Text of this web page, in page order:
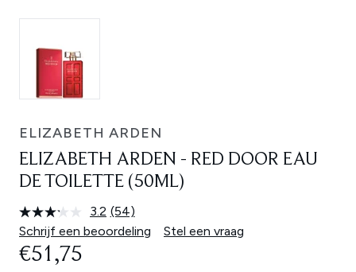
ELIZABETH ARDEN
ELIZABETH ARDEN - RED DOOR EAU
DE TOILETTE (50ML)
3.2 Lees
54
beoordelingen.
(54)
Schrijf een beoordeling
Stel een vraag
€51,75